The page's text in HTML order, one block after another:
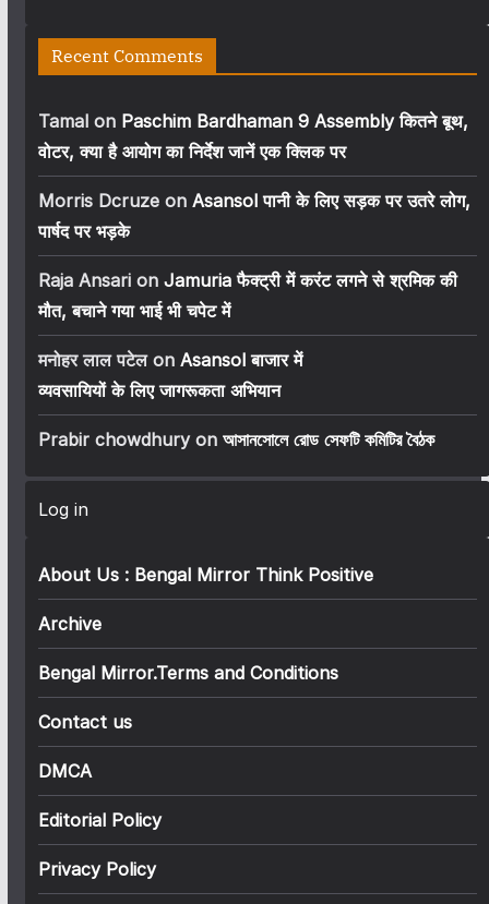
Recent Comments
Tamalon Paschim Bardhaman 9 Assembly कितने बूथ,
वोटर, क्या है आयोग का निर्देश जानें एक क्लिक पर
Morris Dcruzeon Asansol पानी के लिए सड़क पर उतरे लोग,
पार्षद पर भड़के
Raja Ansarion Jamuria फैक्ट्री में करंट लगने से श्रमिक की
मौत, बचाने गया भाई भी चपेट में
मनोहर लाल पटेलon Asansol बाजार में
व्यवसायियों के लिए जागरूकता अभियान
Prabir chowdhuryon আসানসোলে রোড সেফটি কমিটির বৈঠক
Log in
About Us : Bengal Mirror Think Positive
Archive
Bengal Mirror.Terms and Conditions
Contact us
DMCA
Editorial Policy
Privacy Policy